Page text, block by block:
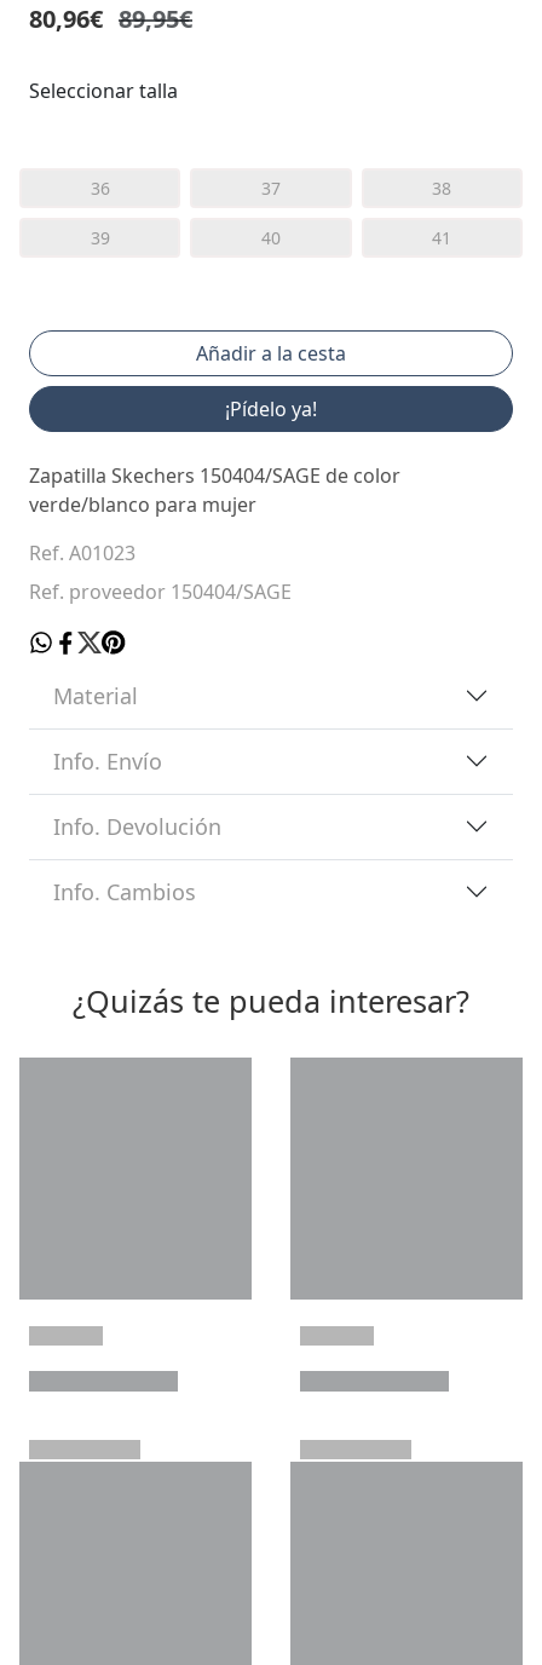
80,96€ 89,95€
Seleccionar talla
36 37 38
39 40 41
¡Pídelo ya!
Zapatilla Skechers 150404/SAGE de color
verde/blanco para mujer
Ref. A01023
Ref. proveedor 150404/SAGE
Material
Info. Envío
Info. Devolución
Info. Cambios
¿Quizás te pueda interesar?